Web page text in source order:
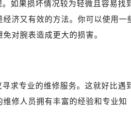
如果损坏情况较为轻微且容易找
济又有效的方法。你可以使用一
对腕表造成更大的损害。
求专业的维修服务。这就好比遇
修人员拥有丰富的经验和专业知